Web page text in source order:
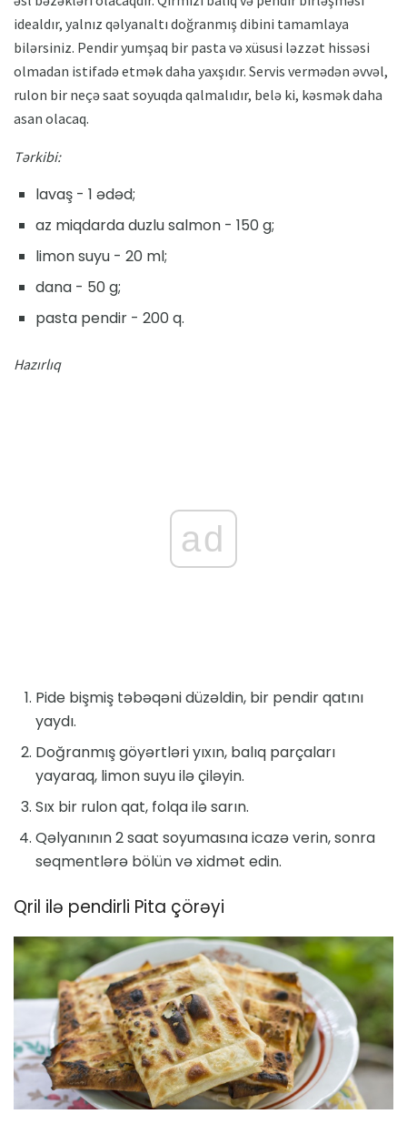
idealdır, yalnız qəlyanaltı doğranmış dibini tamamlaya
bilərsiniz. Pendir yumşaq bir pasta və xüsusi ləzzət hissəsi
olmadan istifadə etmək daha yaxşıdır. Servis vermədən əvvəl,
rulon bir neçə saat soyuqda qalmalıdır, belə ki, kəsmək daha
asan olacaq.
Tərkibi:
lavaş - 1 ədəd;
az miqdarda duzlu salmon - 150 g;
limon suyu - 20 ml;
dana - 50 g;
pasta pendir - 200 q.
Hazırlıq
ad
Pide bişmiş təbəqəni düzəldin, bir pendir qatını
yaydı.
Doğranmış göyərtləri yıxın, balıq parçaları
yayaraq, limon suyu ilə çiləyin.
Sıx bir rulon qat, folqa ilə sarın.
Qəlyanının 2 saat soyumasına icazə verin, sonra
seqmentlərə bölün və xidmət edin.
Qril ilə pendirli Pita çörəyi